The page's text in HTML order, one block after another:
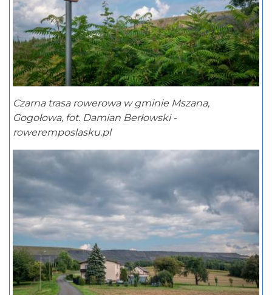
Czarna trasa rowerowa w gminie Mszana,
Gogołowa, fot. Damian Berłowski -
roweremposlasku.pl